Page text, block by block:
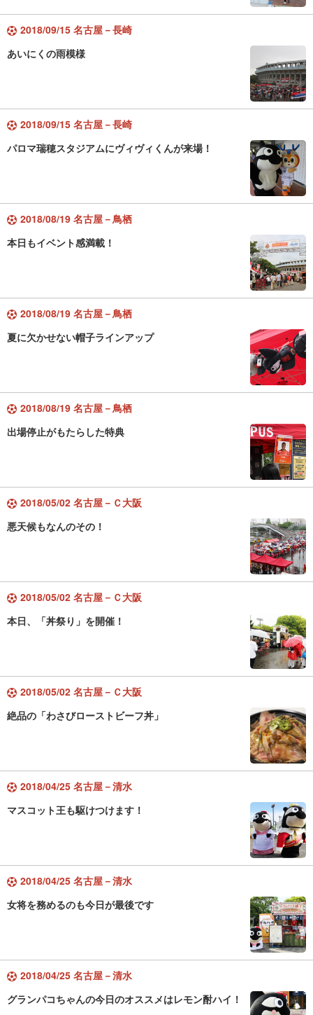
2018/09/15 名古屋－長崎
あいにくの雨模様
2018/09/15 名古屋－長崎
パロマ瑞穂スタジアムにヴィヴィくんが来場！
2018/08/19 名古屋－鳥栖
本日もイベント感満載！
2018/08/19 名古屋－鳥栖
夏に欠かせない帽子ラインアップ
2018/08/19 名古屋－鳥栖
出場停止がもたらした特典
2018/05/02 名古屋－Ｃ大阪
悪天候もなんのその！
2018/05/02 名古屋－Ｃ大阪
本日、「丼祭り」を開催！
2018/05/02 名古屋－Ｃ大阪
絶品の「わさびローストビーフ丼」
2018/04/25 名古屋－清水
マスコット王も駆けつけます！
2018/04/25 名古屋－清水
女将を務めるのも今日が最後です
2018/04/25 名古屋－清水
グランパコちゃんの今日のオススメはレモン酎ハイ！